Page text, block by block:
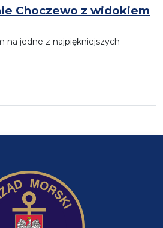
Choczewo z widokiem
na jedne z najpiękniejszych